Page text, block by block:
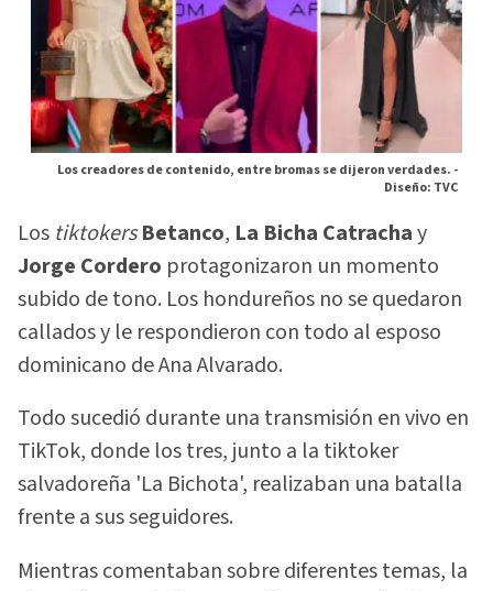
Los creadores de contenido, entre bromas se dijeron verdades. -
Diseño: TVC
Los tiktokers Betanco, La Bicha Catrachay
Jorge Cordero protagonizaron un momento
subido de tono. Los hondureños no se quedaron
callados y le respondieron con todo al esposo
dominicano de Ana Alvarado.
Todo sucedió durante una transmisión en vivo en
TikTok, donde los tres, junto a la tiktoker
salvadoreña 'La Bichota', realizaban una batalla
frente a sus seguidores.
Mientras comentaban sobre diferentes temas, la